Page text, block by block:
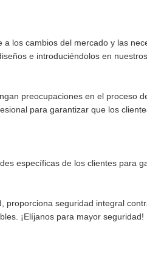
los cambios del mercado y las
e introduciéndolos en
preocupaciones en el proceso
para garantizar que los
específicas de los clientes para
proporciona seguridad integral
¡Elíjanos para mayor seguridad!